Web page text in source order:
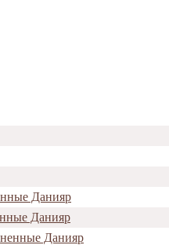
Данияр
Данияр
Данияр